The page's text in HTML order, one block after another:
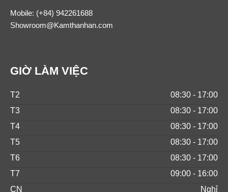
Mobile: (+84) 942261688
Showroom@Kamthanhan.com
GIỜ LÀM VIỆC
T2
08:30 - 17:00
T3
08:30 - 17:00
T4
08:30 - 17:00
T5
08:30 - 17:00
T6
08:30 - 17:00
T7
09:00 - 16:00
CN
Nghỉ